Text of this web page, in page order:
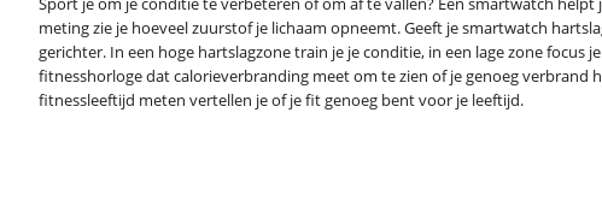
meting zie je hoeveel zuurstof je lichaam opneemt. Geeft je smartwatch
gerichter. In een hoge hartslagzone train je je conditie, in een lage zone focus
fitnesshorloge dat calorieverbranding meet om te zien of je genoeg verbrand
fitnessleeftijd meten vertellen je of je fit genoeg bent voor je leeftijd.